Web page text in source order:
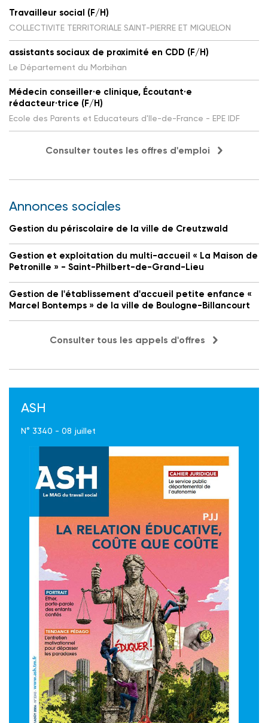
Travailleur social (F/H)
COLLECTIVITE TERRITORIALE SAINT-PIERRE ET MIQUELON
assistants sociaux de proximité en CDD (F/H)
Le Département du Morbihan
Médecin conseiller·e clinique, Écoutant·e
rédacteur·trice (F/H)
Ecole des Parents et Educateurs d'Ile-de-France - EPE IDF
Consulter toutes les offres d'emploi
Annonces sociales
Gestion du périscolaire de la ville de Creutzwald
Gestion et exploitation du multi-accueil « La Maison de
Petronille » - Saint-Philbert-de-Grand-Lieu
Gestion de l'établissement d'accueil petite enfance «
Marcel Bontemps » de la ville de Boulogne-Billancourt
Consulter tous les appels d'offres
ASH
N° 3340 - 08 juillet